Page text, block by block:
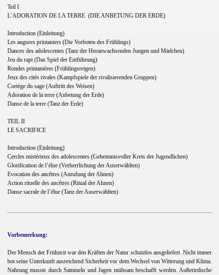
Teil I
L’ADORATION DE LA TERRE (DIE ANBETUNG DER ERDE)
Introduction (Einleitung)
Les augures printaniers (Die Vorboten des Frühlings)
Dances des adolescentes (Tanz der Heranwachsenden Jungen und Mädchen)
Jeu du rapt (Das Spiel der Entführung)
Rondes printanières (Frühlingsreigen)
Jeux des cités rivales (Kampfspiele der rivalisierenden Gruppen)
Cortège du sage (Auftritt des Weisen)
Adoration de la terre (Anbetung der Erde)
Danse de la terre (Tanz der Erde)
TEIL II
LE SACRIFICE
Introduction (Einleitung)
Cercles mistérieux des adolescentes (Geheimnisvoller Kreis der Jugendlichen)
Glorification de l’élue (Verherrlichung der Auserwählten)
Evocation des ancêtres (Anrufung der Ahnen)
Action rituelle des ancêtres (Ritual der Ahnen)
Danse sacrale de l’élue (Tanz der Auserwählten)
Vorbemerkung:
Der Mensch der Frühzeit war den Kräften der Natur schutzlos ausgeliefert. Nicht immer
bot seine Unterkunft ausreichend Sicherheit vor dem Wechsel von Witterung und Klima.
Nahrung musste durch Sammeln und Jagen mühsam beschafft werden. Außerirdische